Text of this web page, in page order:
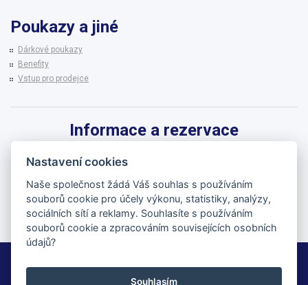
Poukazy a jiné
Dárkové poukazy
Benefity
Vstup pro prodejce
Informace a rezervace
542 215 256
brenna@brenna.cz
BRENNA cestovní kancelář
Nastavení cookies
Naše společnost žádá Váš souhlas s používáním
souborů cookie pro účely výkonu, statistiky, analýzy,
sociálních sítí a reklamy. Souhlasíte s používáním
souborů cookie a zpracováním souvisejících osobních
údajů?
Souhlasím